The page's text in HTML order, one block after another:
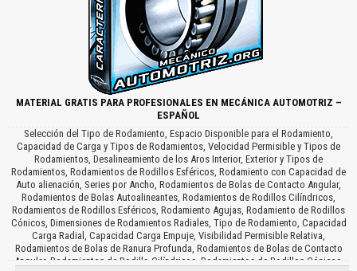
MATERIAL GRATIS PARA PROFESIONALES EN MECÁNICA AUTOMOTRIZ –
ESPAÑOL
Selección del Tipo de Rodamiento, Espacio Disponible para el Rodamiento,
Capacidad de Carga y Tipos de Rodamientos, Velocidad Permisible y Tipos de
Rodamientos, Desalineamiento de los Aros Interior, Exterior y Tipos de
Rodamientos, Rodamientos de Rodillos Esféricos, Rodamiento con Capacidad de
Auto alienación, Series por Ancho, Rodamientos de Bolas de Contacto Angular,
Rodamientos de Bolas Autoalineantes, Rodamientos de Rodillos Cilíndricos,
Rodamientos de Rodillos Esféricos, Rodamiento Agujas, Rodamiento de Rodillos
Cónicos, Dimensiones de Rodamientos Radiales, Tipo de Rodamiento, Capacidad
Carga Radial, Capacidad Carga Empuje, Visibilidad Permisible Relativa,
Rodamientos de Bolas de Ranura Profunda, Rodamientos de Bolas de Contacto
Angular, Rodamientos de Rodillo Cilíndricos, Rodamientos de Rodillos Cónicos,